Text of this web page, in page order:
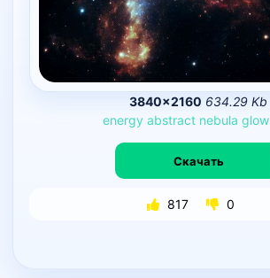
3840×2160 634.29 Kb
energy abstract nebula glow
Скачать
817 0